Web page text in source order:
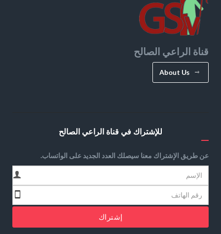
قناة الراعي الصالح
About Us
للإشتراك في قناة الراعي الصالح
عن طريق الإشتراك معنا سيصلك العدد الجديد على الواتساب.
إشتراك